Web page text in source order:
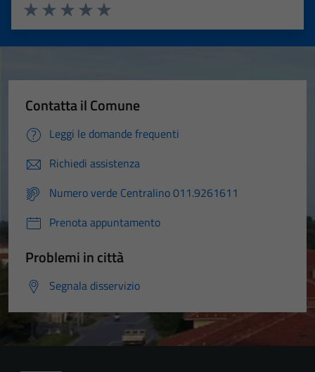
Valuta 5 stelle su 5
Valuta 4 stelle su 5
Valuta 3 stelle su 5
Valuta 2 stelle su 5
Valuta 1 stelle su 5
Contatta il Comune
Leggi le domande frequenti
Richiedi assistenza
Numero verde Centralino 011.9261611
Prenota appuntamento
Problemi in città
Segnala disservizio